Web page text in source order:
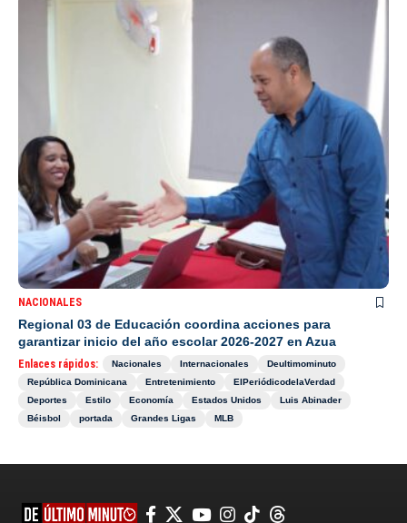
NACIONALES
Regional 03 de Educación coordina acciones para
garantizar inicio del año escolar 2026-2027 en Azua
Enlaces rápidos: Nacionales Internacionales
Deultimominuto
República Dominicana
Entretenimiento
ElPeriódicodelaVerdad
Deportes
Estilo Economía Estados Unidos
Luis Abinader
Béisbol
portada Grandes Ligas MLB